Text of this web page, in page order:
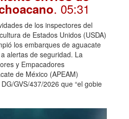
. 05:31
de los inspectores del
de Estados Unidos (USDA)
los embarques de aguacate
alertas de seguridad. La
y Empacadores
de México (APEAM)
GVS/437/2026 que “el gobie